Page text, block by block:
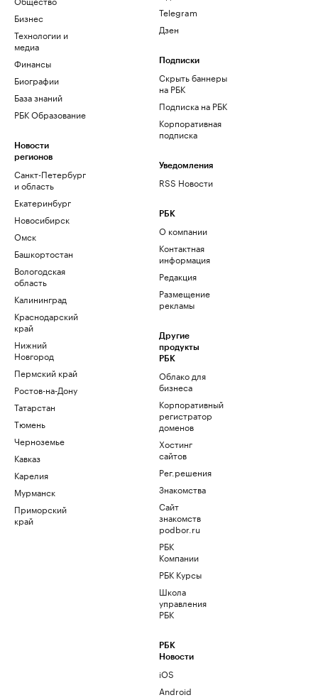
Бизнес
Технологии и
медиа
Финансы
Биографии
База знаний
РБК Образование
Новости
регионов
Санкт-Петербург
и область
Екатеринбург
Новосибирск
Омск
Башкортостан
Вологодская
область
Калининград
Краснодарский
край
Нижний
Новгород
Пермский край
Ростов-на-Дону
Татарстан
Тюмень
Черноземье
Кавказ
Карелия
Мурманск
Приморский
край
Telegram
Дзен
Подписки
Скрыть баннеры
на РБК
Подписка на РБК
Корпоративная
подписка
Уведомления
RSS Новости
РБК
О компании
Контактная
информация
Редакция
Размещение
рекламы
Другие
продукты
РБК
Облако для
бизнеса
Корпоративный
регистратор
доменов
Хостинг
сайтов
Рег.решения
Знакомства
Сайт
знакомств
podbor.ru
РБК
Компании
РБК Курсы
Школа
управления
РБК
РБК
Новости
iOS
Android